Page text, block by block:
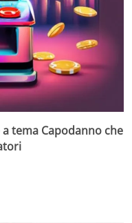
tema Capodanno che